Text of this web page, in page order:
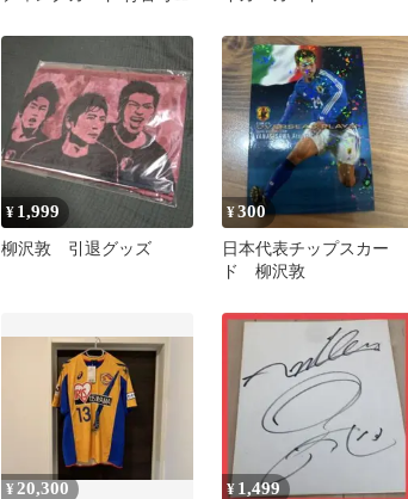
¥ 1,999
柳沢敦 引退グッズ
¥300
日本代表チップスカー
ド 柳沢敦
¥ 20,300 ¥ 1,499